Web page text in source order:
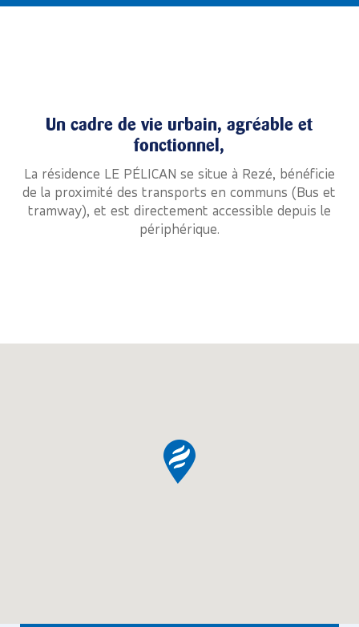
Un cadre de vie urbain, agréable et
fonctionnel,
La résidence LE PÉLICAN se situe à Rezé, bénéficie
de la proximité des transports en communs (Bus et
tramway), et est directement accessible depuis le
périphérique.